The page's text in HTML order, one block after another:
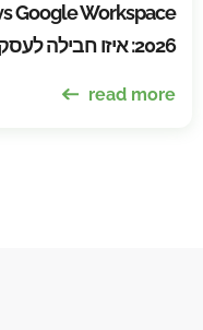
Google Workspace
2026: איזו חבילה לעסק שלך?
read more